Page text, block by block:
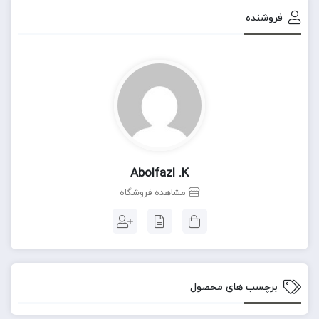
فروشنده
Abolfazl .k
مشاهده فروشگاه
برچسب های محصول